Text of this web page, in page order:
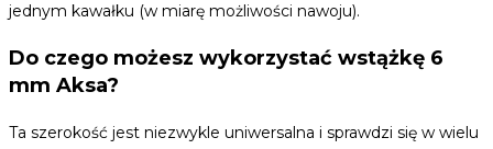
jednym kawałku (w miarę możliwości nawoju).
Do czego możesz wykorzystać wstążkę 6
mm Aksa?
Ta szerokość jest niezwykle uniwersalna i sprawdzi się w wielu